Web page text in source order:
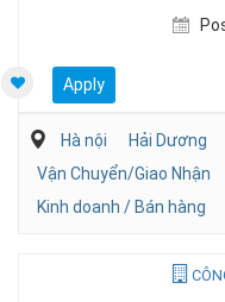
Apply
Hà nội Hải Dương
Vận Chuyển/Giao Nhận
Kinh doanh / Bán hàng